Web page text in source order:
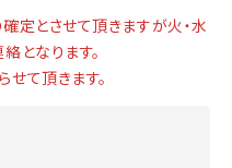
定とさせて頂きますが火・水
となります。
て頂きます。